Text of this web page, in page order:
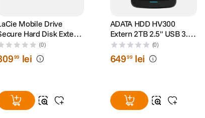
Mobile Drive
Hard Disk Extern
USB-C 3.2 Gen 1
(0)
99 lei
ADATA HDD HV300
Extern 2TB 2.5" USB 3.1
Negru
(0)
64999 lei